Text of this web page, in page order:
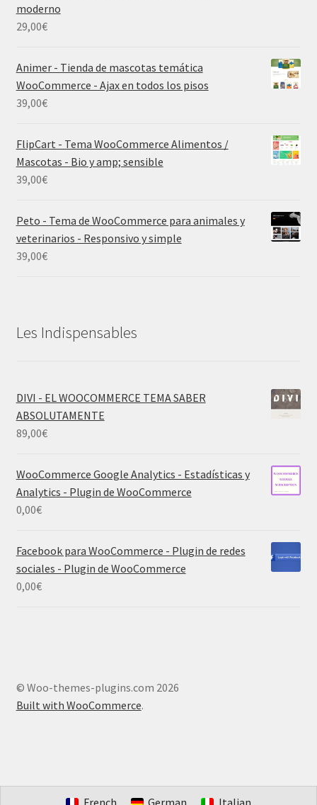
moderno
29,00€
Animer - Tienda de mascotas temática
WooCommerce - Ajax en todos los pisos
39,00€
FlipCart - Tema WooCommerce Alimentos /
Mascotas - Bio y amp; sensible
39,00€
Peto - Tema de WooCommerce para animales y
veterinarios - Responsivo y simple
39,00€
Les Indispensables
DIVI - EL WOOCOMMERCE TEMA SABER
ABSOLUTAMENTE
89,00€
WooCommerce Google Analytics - Estadísticas y
Analytics - Plugin de WooCommerce
0,00€
Facebook para WooCommerce - Plugin de redes
sociales - Plugin de WooCommerce
0,00€
© Woo-themes-plugins.com 2026
Built with WooCommerce.